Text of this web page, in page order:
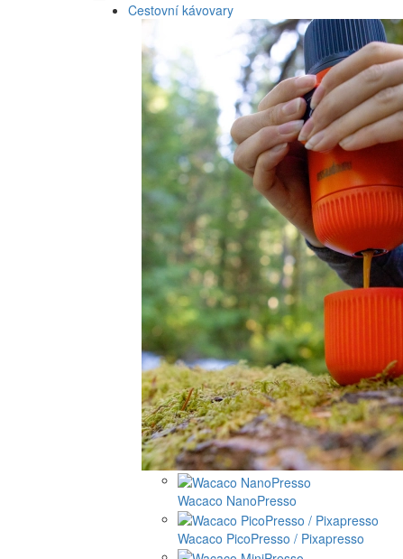
Cestovní kávovary
Wacaco NanoPresso
Wacaco PicoPresso / Pixapresso